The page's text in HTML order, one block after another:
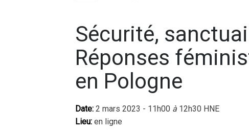
Sécurité,
Réponses
en Pologne
Date: 2 mars 2023 - 11h00 à 12h30 HNE
Lieu: en ligne